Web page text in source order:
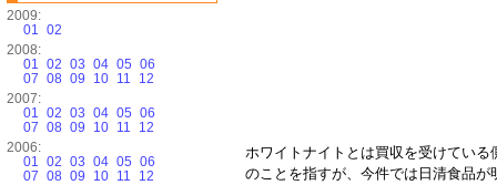
ホワイトナイトとは買収を受けてい
のことを指すが、今件では日清食品
2009:
01 02
2008:
01 02 03 04 05 06
07 08 09 10 11
12
2007:
01 02 03 04 05 06
07 08 09 10 11
12
2006:
01 02 03 04 05 06
07 08 09 10 11
12